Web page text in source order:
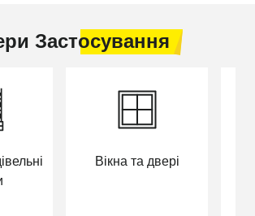
Застосування
Вікна та двері